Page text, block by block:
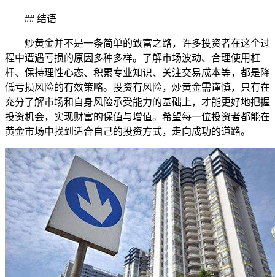
## 结语
炒黄金并不是一条简单的致富之路，许多投资者在这个过
程中遭遇亏损的原因多种多样。了解市场波动、合理使用杠
杆、保持理性心态、积累专业知识、关注交易成本等，都是降
低亏损风险的有效策略。投资有风险，炒黄金需谨慎，只有在
充分了解市场和自身风险承受能力的基础上，才能更好地把握
投资机会，实现财富的保值与增值。希望每一位投资者都能在
黄金市场中找到适合自己的投资方式，走向成功的道路。